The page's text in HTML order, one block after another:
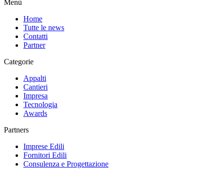
Menù
Home
Tutte le news
Contatti
Partner
Categorie
Appalti
Cantieri
Impresa
Tecnologia
Awards
Partners
Imprese Edili
Fornitori Edili
Consulenza e Progettazione